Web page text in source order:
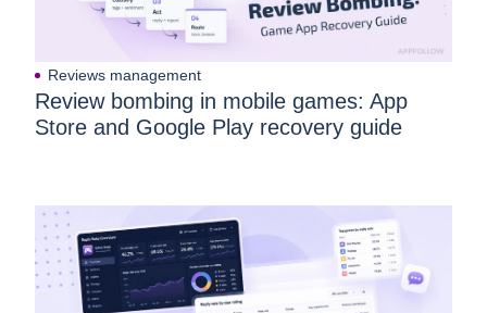
Reviews management
Review bombing in mobile games: App
Store and Google Play recovery guide